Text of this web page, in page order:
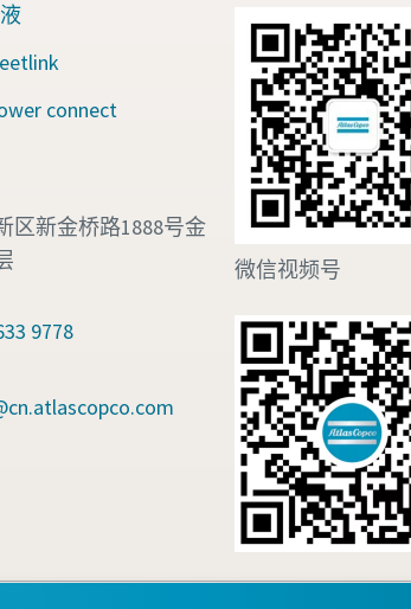
connect
区新金桥路1888号金
9778
微信视频号